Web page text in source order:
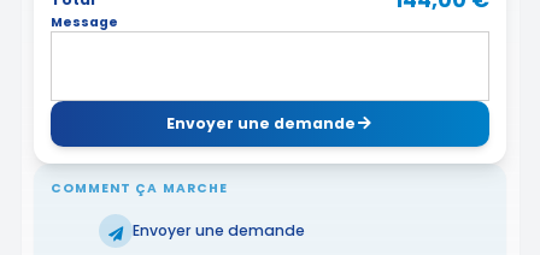
Message
Envoyer une demande
COMMENT ÇA MARCHE
Envoyer une demande